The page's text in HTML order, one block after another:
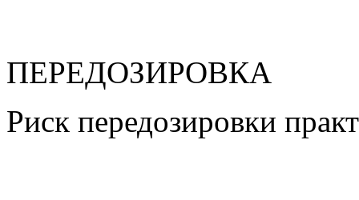
ПЕРЕДОЗИРОВКА
Риск передозировки